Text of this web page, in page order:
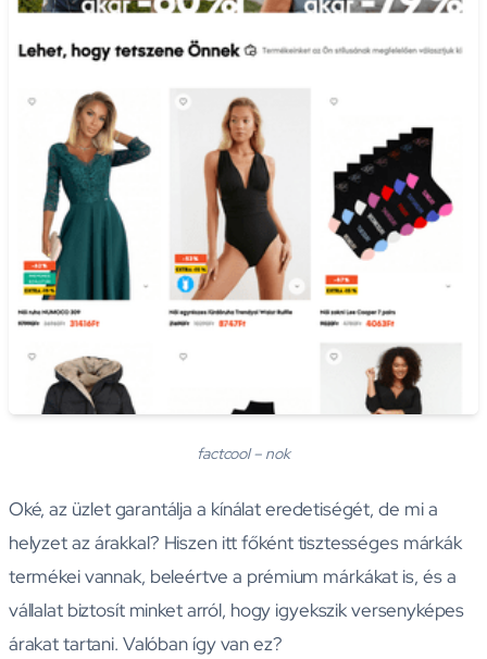
factcool – nok
Oké, az üzlet garantálja a kínálat eredetiségét, de mi a
helyzet az árakkal? Hiszen itt főként tisztességes márkák
termékei vannak, beleértve a prémium márkákat is, és a
vállalat biztosít minket arról, hogy igyekszik versenyképes
árakat tartani. Valóban így van ez?